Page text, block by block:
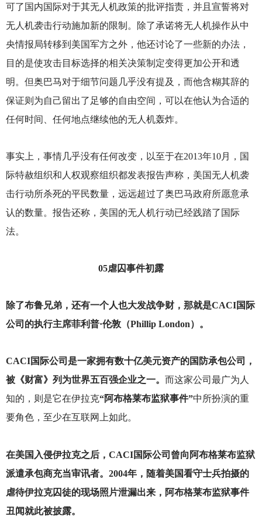
可了国内国际对于其无人机政策的批评指责，并且宣誓将对
无人机袭击行动施加新的限制。除了承诺将无人机操作从中
央情报局转移到美国军方之外，他还讨论了一些新的办法，
目的是使攻击目标选择的相关决策制定变得更加公开和透
明。但奥巴马对于细节问题几乎没有提及，而他含糊其辞的
保证则为自己留出了足够的自由空间，可以在他认为合适的
任何时间、任何地点继续他的无人机轰炸。
事实上，事情几乎没有任何改变，以至于在2013年10月，国
际特赦组织和人权观察组织都发表报告声称，美国无人机袭
击行动所杀死的平民数量，远远超过了奥巴马政府所愿意承
认的数量。报告还称，美国的无人机行动已经践踏了国际
法。
05虐囚事件初露
除了布鲁兄弟，还有一个人也大发战争财，那就是CACI国际
公司的执行主席菲利普·伦敦（Phillip London）。
CACI国际公司是一家拥有数十亿美元资产的国防承包公司，
被《财富》列为世界五百强企业之一。 而这家公司最广为人
知的，则是它在伊拉克“阿布格莱布监狱事件”中所扮演的重
要角色，至少在互联网上如此。
在美国入侵伊拉克之后，CACI国际公司曾向阿布格莱布监狱
派遣承包商充当审讯者。2004年，随着美国看守士兵拍摄的
虐待伊拉克囚徒的现场照片泄漏出来，阿布格莱布监狱事件
丑闻就此被披露。